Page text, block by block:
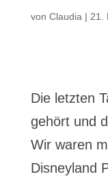
von Claudia | 21.
Die letzten
gehört und
Wir waren
Disneyland